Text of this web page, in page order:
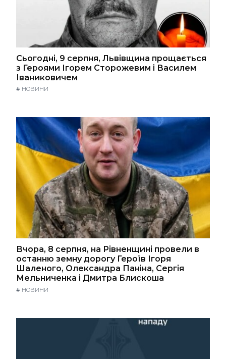
Сьогодні, 9 серпня, Львівщина прощається
з Героями Ігорем Сторожевим і Василем
Іваниковичем
# НОВИНИ
Вчора, 8 серпня, на Рівненщині провели в
останню земну дорогу Героїв Ігоря
Шаленого, Олександра Паніна, Сергія
Мельниченка і Дмитра Блискоша
# НОВИНИ